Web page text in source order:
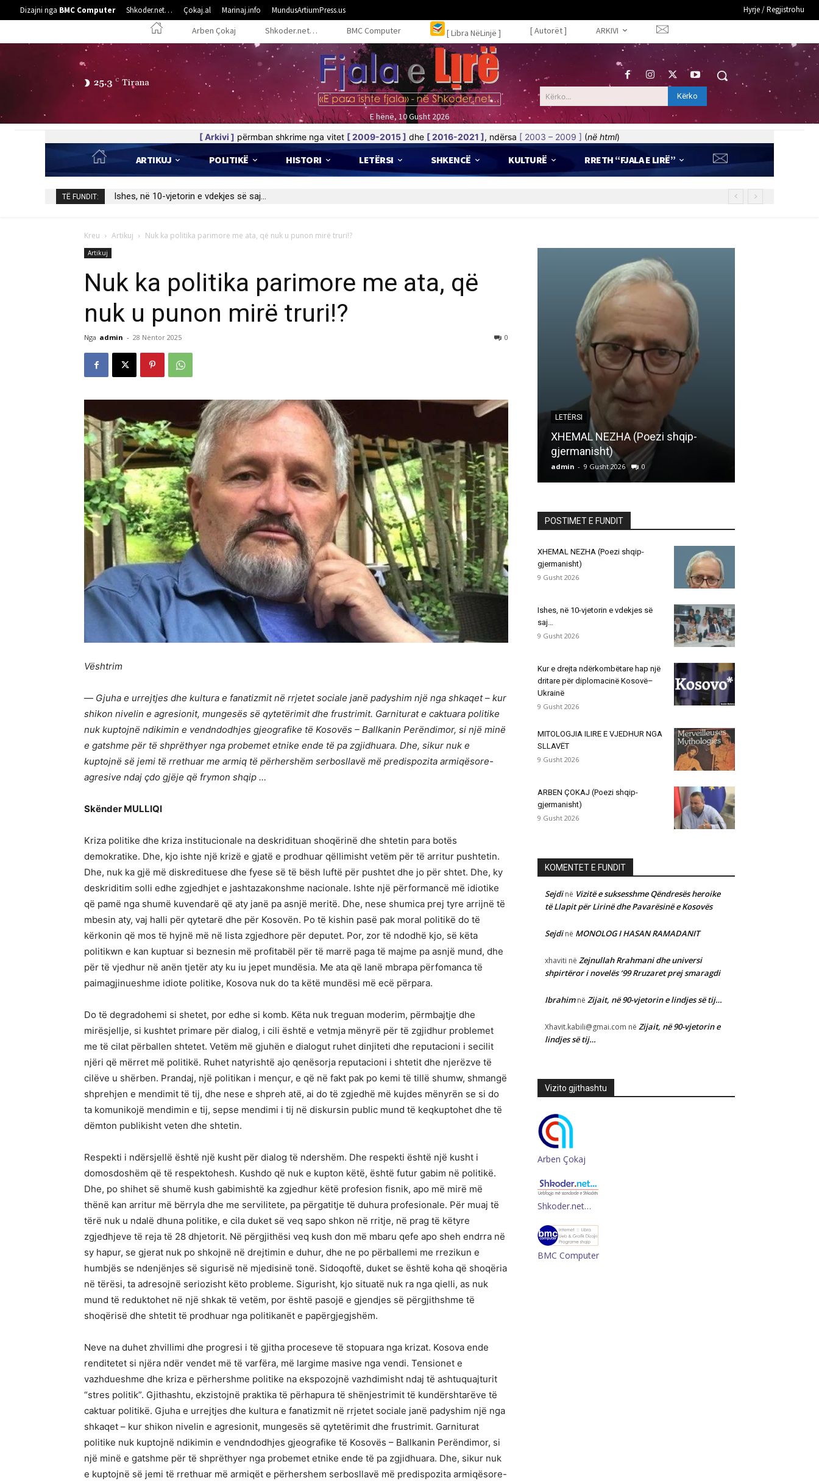
Dizajni nga BMC Computer Shkoder.net… Çokaj.al Marinaj.info MundusArtiumPress.us Hyrje / Regjistrohu
Arben Çokaj Shkoder.net… BMC Computer [ Libra NëLinjë ] [ Autorët ] ARKIVI
25.3 C Tirana
E hënë, 10 Gusht 2026
Kërko... Kërko
[ Arkivi ] përmban shkrime nga vitet [ 2009-2015 ] dhe [ 2016-2021 ], ndërsa [ 2003 – 2009 ] (në html)
ARTIKUJ POLITIKË HISTORI LETËRSI SHKENCË KULTURË RRETH “FJALA E LIRË”
TË FUNDIT: Ishes, në 10-vjetorin e vdekjes së saj…
Kreu Artikuj Nuk ka politika parimore me ata, që nuk u punon mirë truri!?
Artikuj
Nuk ka politika parimore me ata, që
nuk u punon mirë truri!?
Nga admin - 28 Nëntor 2025 0
Vështrim
— Gjuha e urrejtjes dhe kultura e fanatizmit në rrjetet sociale janë padyshim një nga shkaqet – kur
shikon nivelin e agresionit, mungesës së qytetërimit dhe frustrimit. Garniturat e caktuara politike
nuk kuptojnë ndikimin e vendndodhjes gjeografike të Kosovës – Ballkanin Perëndimor, si një minë
e gatshme për të shprëthyer nga probemet etnike ende të pa zgjidhuara. Dhe, sikur nuk e
kuptojnë së jemi të rrethuar me armiq të përhershëm serbosllavë më predispozita armiqësore-
agresive ndaj çdo gjëje që frymon shqip …
Skënder MULLIQI
Kriza politike dhe kriza institucionale na deskridituan shoqërinë dhe shtetin para botës
demokratike. Dhe, kjo ishte një krizë e gjatë e prodhuar qëllimisht vetëm për të arritur pushtetin.
Dhe, nuk ka gjë më diskredituese dhe fyese së të bësh luftë për pushtet dhe jo për shtet. Dhe, ky
deskriditim solli edhe zgjedhjet e jashtazakonshme nacionale. Ishte një përformancë më idiotike
që pamë nga shumë kuvendarë që aty janë pa asnjë meritë. Dhe, nese shumica prej tyre arrijnë të
mbesin aty, vaj halli për qytetarë dhe për Kosovën. Po të kishin pasë pak moral politikë do të
kërkonin që mos të hyjnë më në lista zgjedhore për deputet. Por, zor të ndodhë kjo, së këta
politikwn e kan kuptuar si beznesin më profitabël për të marrë paga të majme pa asnjë mund, dhe
për të vjedhur në anën tjetër aty ku iu jepet mundësia. Me ata që lanë mbrapa përfomanca të
paimagjinueshme idiote politike, Kosova nuk do ta këtë mundësi më ecë përpara.
Do të degradohemi si shetet, por edhe si komb. Këta nuk treguan moderim, përmbajtje dhe
mirësjellje, si kushtet primare për dialog, i cili është e vetmja mënyrë për të zgjidhur problemet
me të cilat përballen shtetet. Vetëm më gjuhën e dialogut ruhet dinjiteti dhe reputacioni i secilit
njëri që mërret më politikë. Ruhet natyrishtë ajo qenësorja reputacioni i shtetit dhe njerëzve të
cilëve u shërben. Prandaj, një politikan i mençur, e që në fakt pak po kemi të tillë shumw, shmangë
shprehjen e mendimit të tij, dhe nese e shpreh atë, ai do të zgjedhë më kujdes mënyrën se si do
ta komunikojë mendimin e tij, sepse mendimi i tij në diskursin public mund të keqkuptohet dhe të
dëmton publikisht veten dhe shtetin.
Respekti i ndërsjellë është një kusht për dialog të ndershëm. Dhe respekti është një kusht i
domosdoshëm që të respektohesh. Kushdo që nuk e kupton këtë, është futur gabim në politikë.
Dhe, po shihet së shumë kush gabimishtë ka zgjedhur këtë profesion fisnik, apo më mirë më
thënë kan arritur më bërryla dhe me servilitete, pa përgatitje të duhura profesionale. Për muaj të
tërë nuk u ndalë dhuna politike, e cila duket së veq sapo shkon në rritje, në prag të këtyre
zgjedhjeve të reja të 28 dhjetorit. Në përgjithësi veq kush don më mbaru qefe apo sheh endrra në
sy hapur, se gjerat nuk po shkojnë në drejtimin e duhur, dhe ne po përballemi me rrezikun e
humbjës se ndenjënjes së sigurisë në mjedisinë tonë. Sidoqoftë, duket se është koha që shoqëria
në tërësi, ta adresojnë seriozisht këto probleme. Sigurisht, kjo situatë nuk ra nga qielli, as nuk
mund të reduktohet në një shkak të vetëm, por është pasojë e gjendjes së përgjithshme të
shoqërisë dhe shtetit të prodhuar nga politikanët e papërgjegjshëm.
Neve na duhet zhvillimi dhe progresi i të gjitha proceseve të stopuara nga krizat. Kosova ende
renditetet si njëra ndër vendet më të varfëra, më largime masive nga vendi. Tensionet e
vazhdueshme dhe kriza e përhershme politike na ekspozojnë vazhdimisht ndaj të ashtuquajturit
“stres politik”. Gjithashtu, ekzistojnë praktika të përhapura të shënjestrimit të kundërshtarëve të
caktuar politikë. Gjuha e urrejtjes dhe kultura e fanatizmit në rrjetet sociale janë padyshim një nga
shkaqet – kur shikon nivelin e agresionit, mungesës së qytetërimit dhe frustrimit. Garniturat
politike nuk kuptojnë ndikimin e vendndodhjes gjeografike të Kosovës – Ballkanin Perëndimor, si
një minë e gatshme për të shprëthyer nga probemet etnike ende të pa zgjidhuara. Dhe, sikur nuk
e kuptojnë së jemi të rrethuar më armiqët e përhershem serbosllavë më predispozita armiqësore-
LETËRSI
XHEMAL NEZHA (Poezi shqip-
gjermanisht)
admin - 9 Gusht 2026 0
POSTIMET E FUNDIT
XHEMAL NEZHA (Poezi shqip-
gjermanisht)
9 Gusht 2026
Ishes, në 10-vjetorin e vdekjes së
saj…
9 Gusht 2026
Kur e drejta ndërkombëtare hap një
dritare për diplomacinë Kosovë–
Ukrainë
9 Gusht 2026
MITOLOGJIA ILIRE E VJEDHUR NGA
SLLAVËT
9 Gusht 2026
ARBEN ÇOKAJ (Poezi shqip-
gjermanisht)
9 Gusht 2026
KOMENTET E FUNDIT
Sejdinë Vizitë e suksesshme Qëndresës heroike
të Llapit për Lirinë dhe Pavarësinë e Kosovës
Sejdinë MONOLOG I HASAN RAMADANIT
xhaviti në Zejnullah Rrahmani dhe universi
shpirtëror i novelës ‘99 Rruzaret prej smaragdi
Ibrahimnë Zijait, në 90-vjetorin e lindjes së tij…
Xhavit.kabili@gmai.com në Zijait, në 90-vjetorin e
lindjes së tij…
Vizito gjithashtu
Arben Çokaj
Shkoder.net…
BMC Computer